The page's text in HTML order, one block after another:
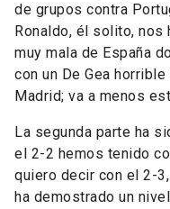
de grupos contra
Ronaldo, él solito, nos
muy mala de España
con un De Gea
Madrid; va a menos
La segunda parte ha
el 2-2 hemos tenido
quiero decir con el 2-
ha demostrado un